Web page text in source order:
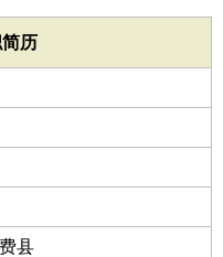
历
计工作室
县